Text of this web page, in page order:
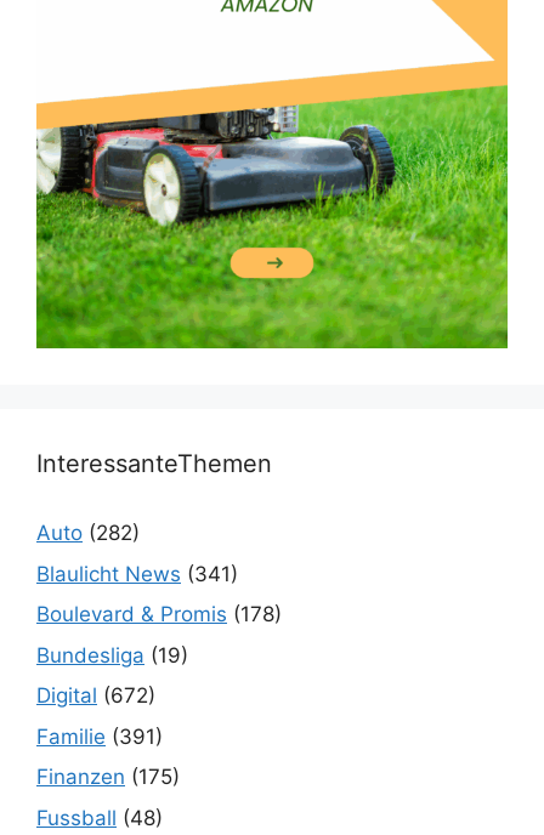
InteressanteThemen
Auto (282)
Blaulicht News (341)
Boulevard & Promis (178)
Bundesliga (19)
Digital (672)
Familie (391)
Finanzen (175)
Fussball (48)